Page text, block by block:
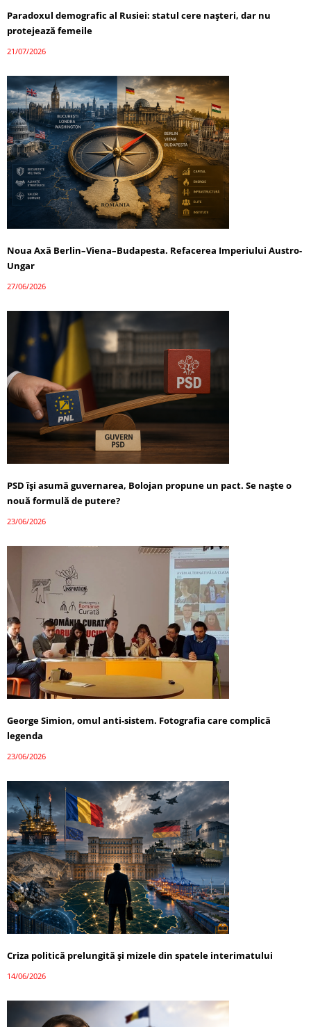
Paradoxul demografic al Rusiei: statul cere nașteri, dar nu
protejează femeile
21/07/2026
Noua Axă Berlin–Viena–Budapesta. Refacerea Imperiului Austro-
Ungar
27/06/2026
PSD își asumă guvernarea, Bolojan propune un pact. Se naște o
nouă formulă de putere?
23/06/2026
George Simion, omul anti-sistem. Fotografia care complică
legenda
23/06/2026
Criza politică prelungită și mizele din spatele interimatului
14/06/2026